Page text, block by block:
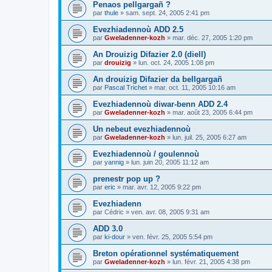
Penaos pellgargañ ?
par thule » sam. sept. 24, 2005 2:41 pm
Evezhiadennoù ADD 2.5
par Gweladenner-kozh » mar. déc. 27, 2005 1:20 pm
An Drouizig Difazier 2.0 (diell)
par drouizig » lun. oct. 24, 2005 1:08 pm
An drouizig Difazier da bellgargañ
par Pascal Trichet » mar. oct. 11, 2005 10:16 am
Evezhiadennoù diwar-benn ADD 2.4
par Gweladenner-kozh » mar. août 23, 2005 6:44 pm
Un nebeut evezhiadennoù
par Gweladenner-kozh » lun. juil. 25, 2005 6:27 am
Evezhiadennoù / goulennoù
par yannig » lun. juin 20, 2005 11:12 am
prenestr pop up ?
par eric » mar. avr. 12, 2005 9:22 pm
Evezhiadenn
par Cédric » ven. avr. 08, 2005 9:31 am
ADD 3.0
par ki-dour » ven. févr. 25, 2005 5:54 pm
Breton opérationnel systématiquement
par Gweladenner-kozh » lun. févr. 21, 2005 4:38 pm